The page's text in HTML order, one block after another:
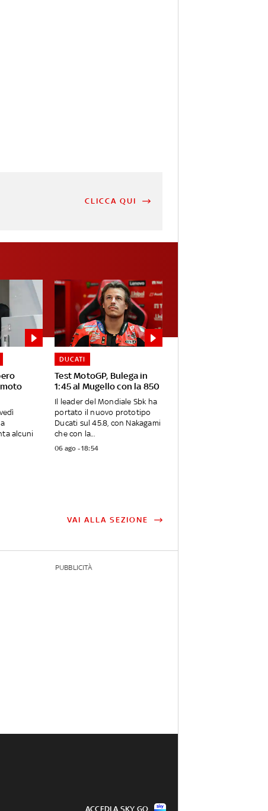
CLICCA QUI
alcuni
Test MotoGP, Bulega in
1:45 al Mugello con la 850
DUCATI
Il leader del Mondiale Sbk ha
portato il nuovo prototipo
Ducati sul 45.8, con Nakagami
che con la...
06 ago - 18:54
VAI ALLA SEZIONE
PUBBLICITÀ
ACCEDI A SKY GO